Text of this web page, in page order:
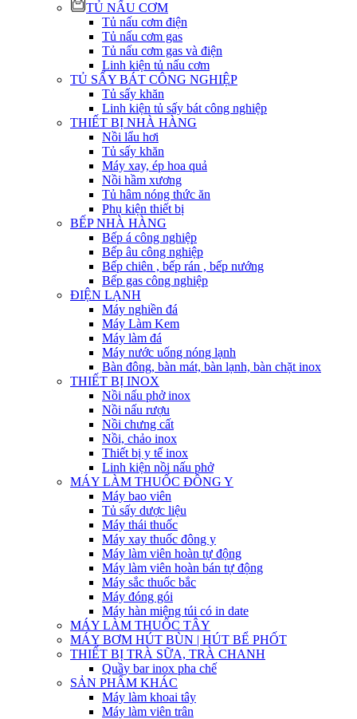
TỦ NẤU CƠM
Tủ nấu cơm điện
Tủ nấu cơm gas
Tủ nấu cơm gas và điện
Linh kiện tủ nấu cơm
TỦ SẤY BÁT CÔNG NGHIỆP
Tủ sấy khăn
Linh kiện tủ sấy bát công nghiệp
THIẾT BỊ NHÀ HÀNG
Nồi lẩu hơi
Tủ sấy khăn
Máy xay, ép hoa quả
Nồi hầm xương
Tủ hâm nóng thức ăn
Phụ kiện thiết bị
BẾP NHÀ HÀNG
Bếp á công nghiệp
Bếp âu công nghiệp
Bếp chiên , bếp rán , bếp nướng
Bếp gas công nghiệp
ĐIỆN LẠNH
Máy nghiền đá
Máy Làm Kem
Máy làm đá
Máy nước uống nóng lạnh
Bàn đông, bàn mát, bàn lạnh, bàn chặt inox
THIẾT BỊ INOX
Nồi nấu phở inox
Nồi nấu rượu
Nồi chưng cất
Nồi, chảo inox
Thiết bị y tế inox
Linh kiện nồi nấu phở
MÁY LÀM THUỐC ĐÔNG Y
Máy bao viên
Tủ sấy dược liệu
Máy thái thuốc
Máy xay thuốc đông y
Máy làm viên hoàn tự động
Máy làm viên hoàn bán tự động
Máy sắc thuốc bắc
Máy đóng gói
Máy hàn miệng túi có in date
MÁY LÀM THUỐC TÂY
MÁY BƠM HÚT BÙN | HÚT BỂ PHỐT
THIẾT BỊ TRÀ SỮA, TRÀ CHANH
Quầy bar inox pha chế
SẢN PHẨM KHÁC
Máy làm khoai tây
Máy làm viên trân